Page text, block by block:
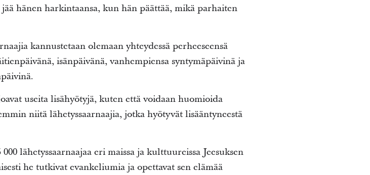
jää hänen harkintaansa, kun hän päättää, mikä parhaiten
kannustetaan olemaan yhteydessä perheeseensä
isänpäivänä, vanhempiensa syntymäpäivinä ja
useita lisähyötyjä, kuten että voidaan huomioida
niitä lähetyssaarnaajia, jotka hyötyvät lisääntyneestä
lähetyssaarnaajaa eri maissa ja kulttuureissa Jeesuksen
he tutkivat evankeliumia ja opettavat sen elämää